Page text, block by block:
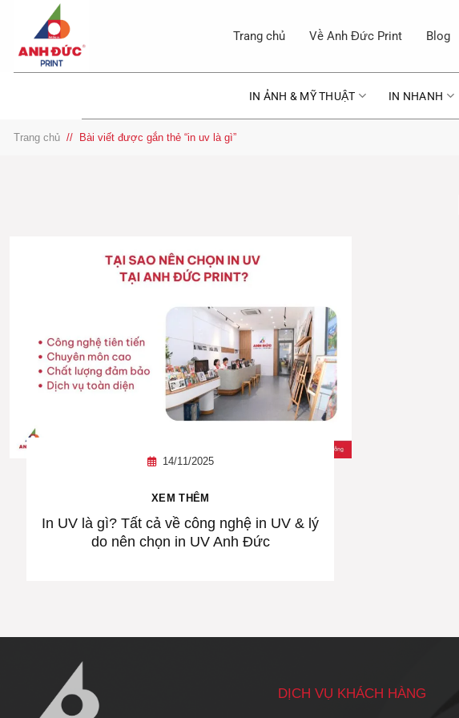
Trang chủ Về Anh Đức Print Blog
IN ẢNH & MỸ THUẬT IN NHANH
Trang chủ / Bài viết được gắn thẻ “in uv là gì”
In UV là gì? Tất cả về công nghệ in UV & lý
do nên chọn in UV Anh Đức
14/11/2025
XEM THÊM
DỊCH VỤ KHÁCH HÀNG